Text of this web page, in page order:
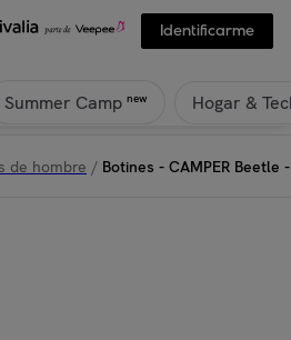
Identificarme
Summer Camp new Hogar &
de hombre / Botines - CAMPER